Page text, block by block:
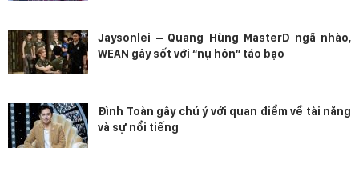
Jaysonlei – Quang Hùng MasterD ngã nhào,
WEAN gây sốt với “nụ hôn” táo bạo
Đình Toàn gây chú ý với quan điểm về tài năng
và sự nổi tiếng